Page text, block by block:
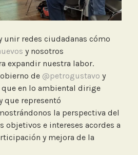
unir redes ciudadanas cómo
y nosotros
expandir nuestra labor.
de @petrogustavo y
que en lo ambiental dirige
que representó
la perspectiva del
objetivos e intereses acordes a
y mejora de la